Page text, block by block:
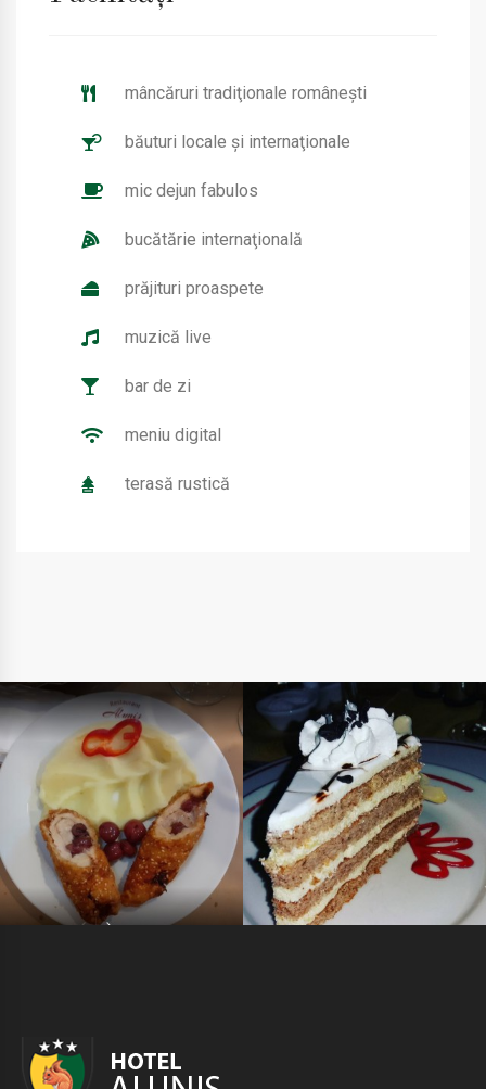
mâncăruri tradiţionale româneşti
băuturi locale şi internaţionale
mic dejun fabulos
bucătărie internaţională
prăjituri proaspete
muzică live
bar de zi
meniu digital
terasă rustică